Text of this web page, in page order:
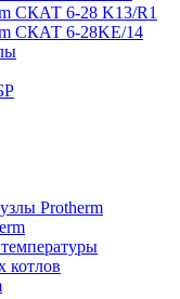
СКАТ 6-28 K13/R1
СКАТ 6-28KE/14
Protherm
котлов